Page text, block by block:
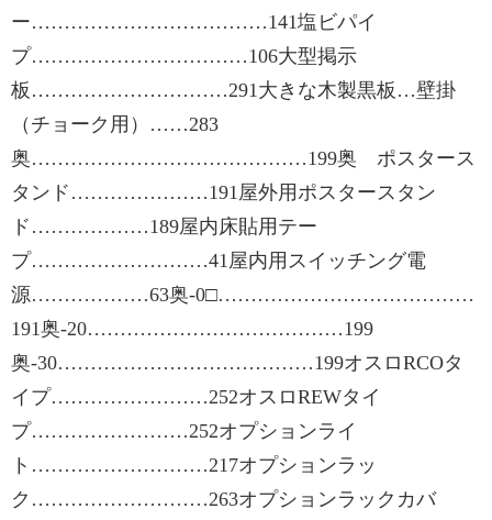
ー………………………………141塩ビパイ
プ……………………………106大型掲示
板…………………………291大きな木製黒板…壁掛
（チョーク用）……283
奥……………………………………199奥 ポスタース
タンド…………………191屋外用ポスタースタン
ド………………189屋内床貼用テー
プ………………………41屋内用スイッチング電
源………………63奥-0□…………………………………
191奥-20…………………………………199
奥-30…………………………………199オスロRCOタ
イプ……………………252オスロREWタイ
プ……………………252オプションライ
ト………………………217オプションラッ
ク………………………263オプションラックカバ